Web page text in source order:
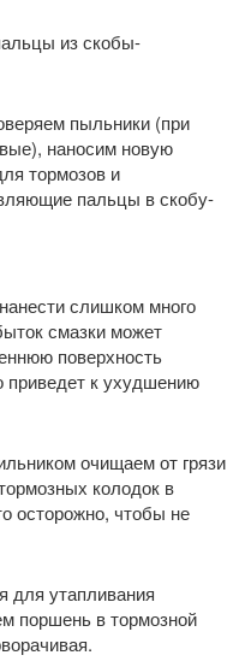
из скобы-
пыльники (при
наносим новую
тормозов и
пальцы в скобу-
слишком много
смазки может
поверхность
приведет к ухудшению
очищаем от грязи
колодок в
осторожно, чтобы не
для утапливания
поршень в тормозной